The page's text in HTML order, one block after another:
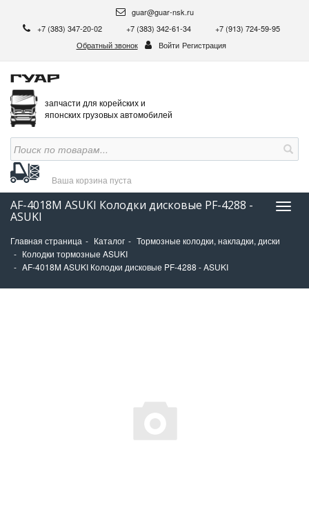
guar@guar-nsk.ru
+7 (383) 347-20-02
+7 (383) 342-61-34
+7 (913) 724-59-95
Обратный звонок
Войти Регистрация
запчасти для корейских и
японских грузовых автомобилей
Ваша корзина пуста
AF-4018M ASUKI Колодки дисковые PF-4288 -
ASUKI
Главная страница Каталог
Тормозные колодки, накладки, диски
Колодки тормозные ASUKI
AF-4018M ASUKI Колодки дисковые PF-4288 - ASUKI